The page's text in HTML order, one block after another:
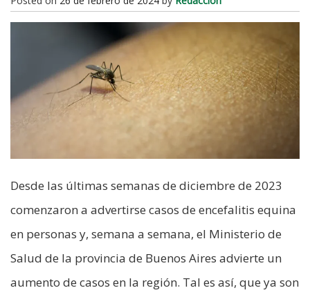
Desde las últimas semanas de diciembre de 2023
comenzaron a advertirse casos de encefalitis equina
en personas y, semana a semana, el Ministerio de
Salud de la provincia de Buenos Aires advierte un
aumento de casos en la región. Tal es así, que ya son